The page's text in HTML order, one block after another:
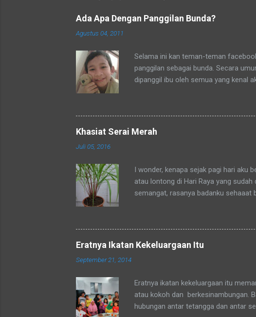
Ada Apa Dengan Panggilan Bunda?
Agustus 04, 2011
Selama ini kan teman-teman
panggilan sebagai bunda. Secara
dipanggil ibu oleh semua yang kenal
ditempat tinggal anakku yaitu Green
dengan sebutan bunda. Sebenarnya
mengenalku dengan sebutan bunda ,
Khasiat Serai Merah
Juli 05, 2016
I wonder, kenapa sejak pagi hari aku
atau lontong di Hari Raya yang
semangat, rasanya badanku sehaaat
Eratnya Ikatan Kekeluargaan Itu
September 21, 2014
Eratnya ikatan kekeluargaan itu
atau kokoh dan berkesinambungan.
hubungan antar tetangga dan antar